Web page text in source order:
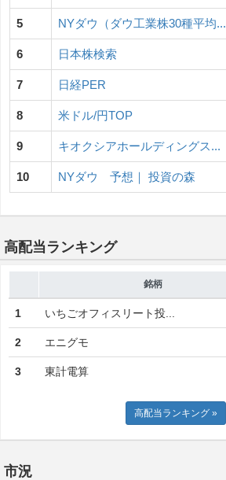
5 NYダウ（ダウ工業株30種平均...
6 日本株検索
7 日経PER
8 米ドル/円TOP
9 キオクシアホールディングス...
10 NYダウ 予想｜ 投資の森
高配当ランキング
銘柄
1 いちごオフィスリート投...
2 エニグモ
3 東計電算
高配当ランキング »
市況